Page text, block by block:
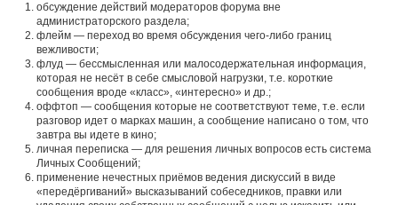
обсуждение действий модераторов форума вне
администраторского раздела;
флейм — переход во время обсуждения чего-либо границ
вежливости;
флуд — бессмысленная или малосодержательная информация,
которая не несёт в себе смысловой нагрузки, т.е. короткие
сообщения вроде «класс», «интересно» и др.;
оффтоп — сообщения которые не соответствуют теме, т.е. если
разговор идет о марках машин, а сообщение написано о том, что
завтра вы идете в кино;
личная переписка — для решения личных вопросов есть система
Личных Сообщений;
применение нечестных приёмов ведения дискуссий в виде
«передёргиваний» высказываний собеседников, правки или